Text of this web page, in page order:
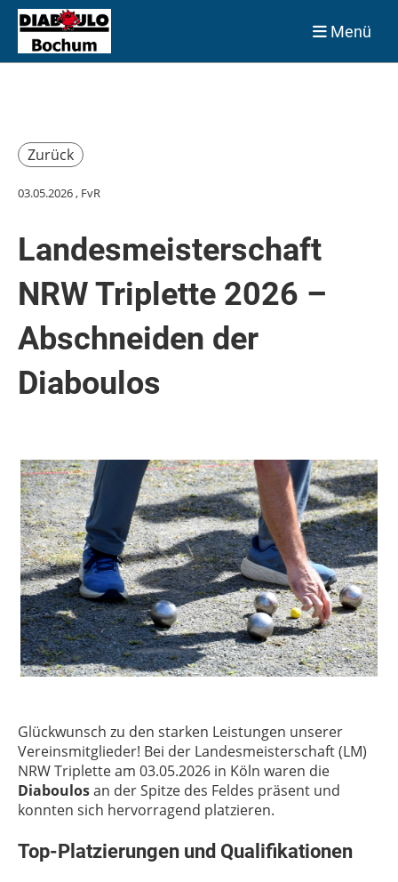
Menü
Zurück
03.05.2026, FvR
Landesmeisterschaft
NRW Triplette 2026 –
Abschneiden der
Diaboulos
Glückwunsch zu den starken Leistungen unserer
Vereinsmitglieder! Bei der Landesmeisterschaft (LM)
NRW Triplette am 03.05.2026 in Köln waren die
Diaboulosan der Spitze des Feldes präsent und
konnten sich hervorragend platzieren.
Top-Platzierungen und Qualifikationen